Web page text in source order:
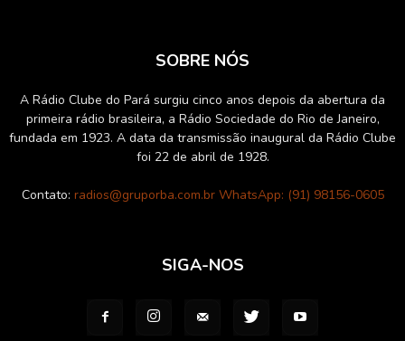
SOBRE NÓS
A Rádio Clube do Pará surgiu cinco anos depois da abertura da
primeira rádio brasileira, a Rádio Sociedade do Rio de Janeiro,
fundada em 1923. A data da transmissão inaugural da Rádio Clube
foi 22 de abril de 1928.
Contato: radios@gruporba.com.br WhatsApp: (91) 98156-0605
SIGA-NOS